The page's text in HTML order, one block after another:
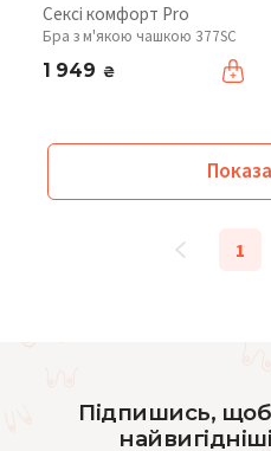
Сексі комфорт Pro
Бра з м'якою чашкою 377SC
1 949 ₴
1
Підпишись,